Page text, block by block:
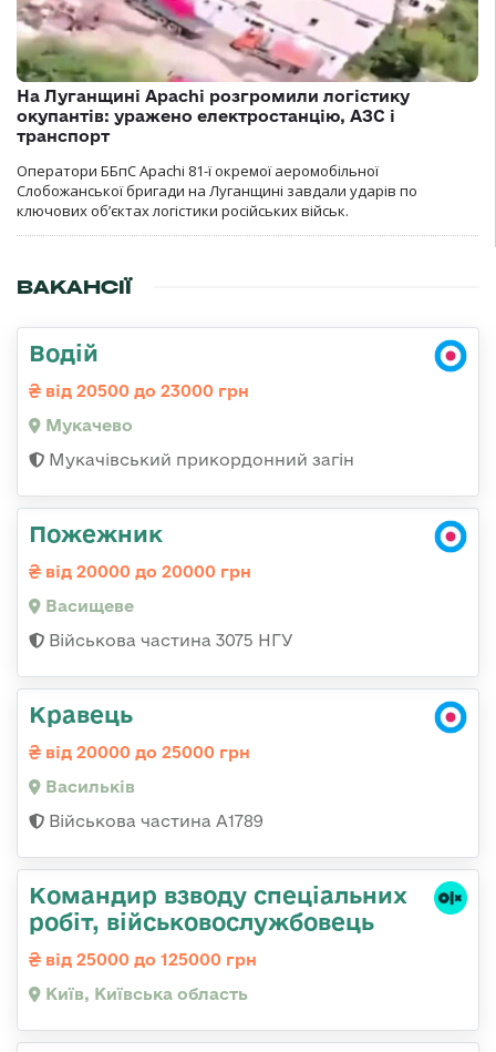
На Луганщині Apachi розгромили логістику
окупантів: уражено електростанцію, АЗС і
транспорт
Оператори ББпС Apachi 81-ї окремої аеромобільної
Слобожанської бригади на Луганщині завдали ударів по
ключових об’єктах логістики російських військ.
ВАКАНСІЇ
Водій
від 20500 до 23000 грн
Мукачево
Мукачівський прикордонний загін
Пожежник
від 20000 до 20000 грн
Васищеве
Військова частина 3075 НГУ
Кравець
від 20000 до 25000 грн
Васильків
Військова частина А1789
Командир взводу спеціальних
робіт, військовослужбовець
від 25000 до 125000 грн
Київ, Київська область